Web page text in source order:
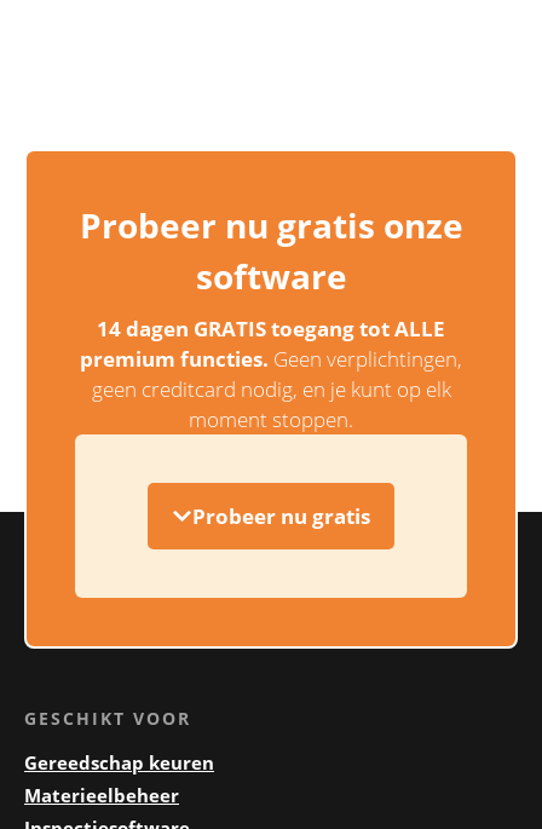
Probeer nu gratis onze
software
14 dagen GRATIS toegang tot ALLE
premium functies. Geen verplichtingen,
geen creditcard nodig, en je kunt op elk
moment stoppen.
Probeer nu gratis
GESCHIKT VOOR
Gereedschap keuren
Materieelbeheer